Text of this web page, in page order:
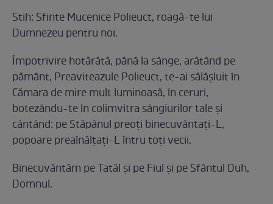
Stih: Sfinte Mucenice Polieuct, roagă-te lui
Dumnezeu pentru noi.
Împotrivire hotărâtă, până la sânge, arătând pe
pământ, Preaviteazule Polieuct, te-ai sălăşluit în
Cămara de mire mult luminoasă, în ceruri,
botezându-te în colimvitra sângiurilor tale şi
cântând: pe Stăpânul preoţi binecuvântaţi-L,
popoare preaînălţaţi-L întru toţi vecii.
Binecuvântăm pe Tatăl şi pe Fiul şi pe Sfântul Duh,
Domnul.